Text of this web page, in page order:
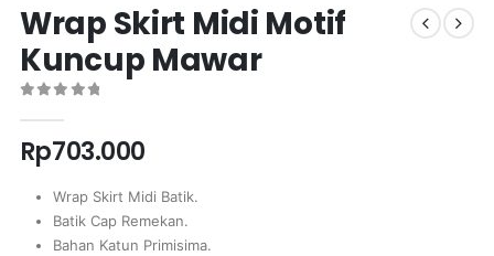
Wrap Skirt Midi Motif
Kuncup Mawar
Rp703.000
Wrap Skirt Midi Batik.
Batik Cap Remekan.
Bahan Katun Primisima.